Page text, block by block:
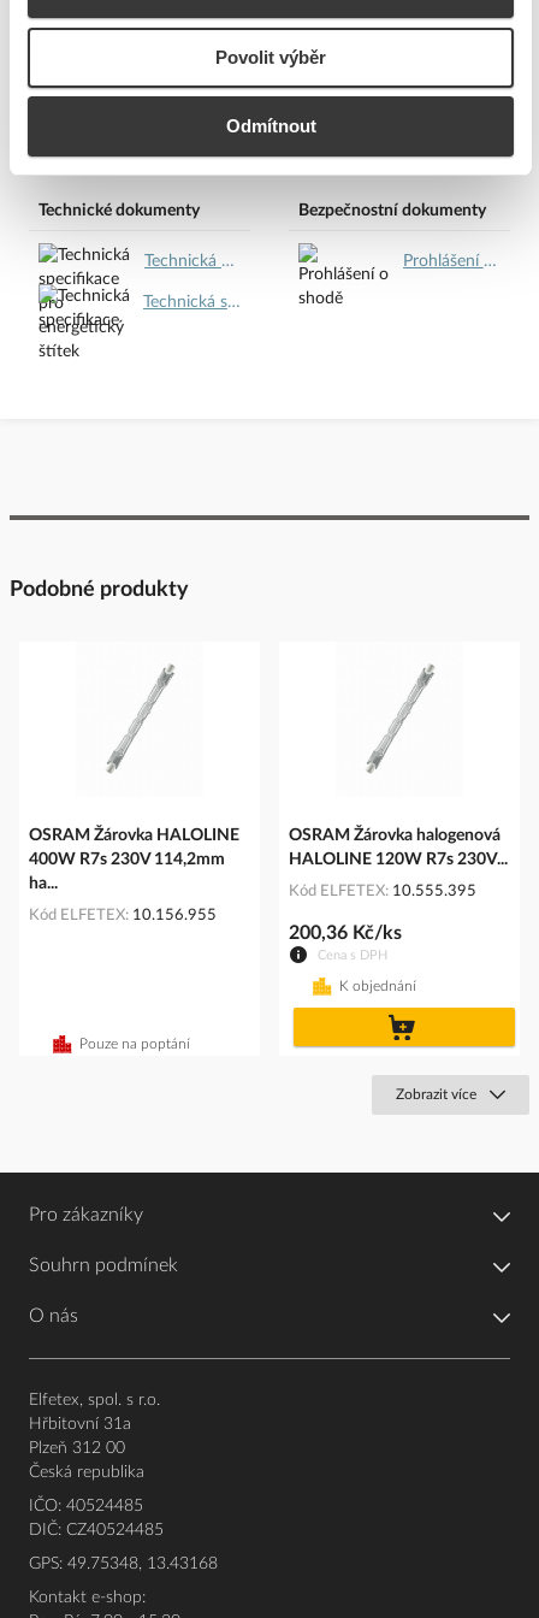
Povolit výběr
Odmítnout
direktivy 2019/2015
Technické dokumenty
Technická specifikace pro energetický štítek.pdf
Technická specifikace.pdf
Bezpečnostní dokumenty
Prohlášení o shodě.pdf
Podobné produkty
OSRAM Žárovka HALOLINE
400W R7s 230V 114,2mm
ha...
Kód ELFETEX 10.156.955
Pouze na poptání
OSRAM Žárovka halogenová
HALOLINE 120W R7s 230V...
Kód ELFETEX 10.555.395
Cena s DPH
200,36 Kč/ks
K objednání
Zobrazit více
Pro zákazníky
Souhrn podmínek
O nás
Elfetex, spol. s r.o.
Hřbitovní 31a
Plzeň 312 00
Česká republika
IČO: 40524485
DIČ: CZ40524485
GPS: 49.75348, 13.43168
Kontakt e-shop: